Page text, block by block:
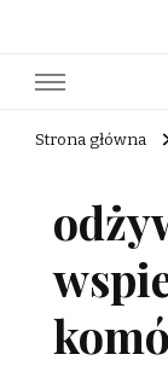
Strona główna